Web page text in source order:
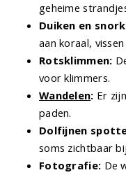
geheime
Duiken en
aan koraal,
Rotsklimmen:
voor klimmers.
Wandelen: Er
paden.
Dolfijnen
soms zichtbaar
Fotografie: De